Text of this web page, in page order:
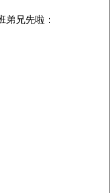
弟兄先啦：